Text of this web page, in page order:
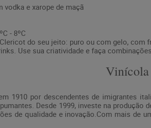
vodka e xarope de maçã
- 8ºC
do seu jeito: puro ou com gelo, com
Use sua criatividade e faça
Vinícola
1910 por descendentes de imigrantes
Desde 1999, investe na
de qualidade e inovação.Com mais de